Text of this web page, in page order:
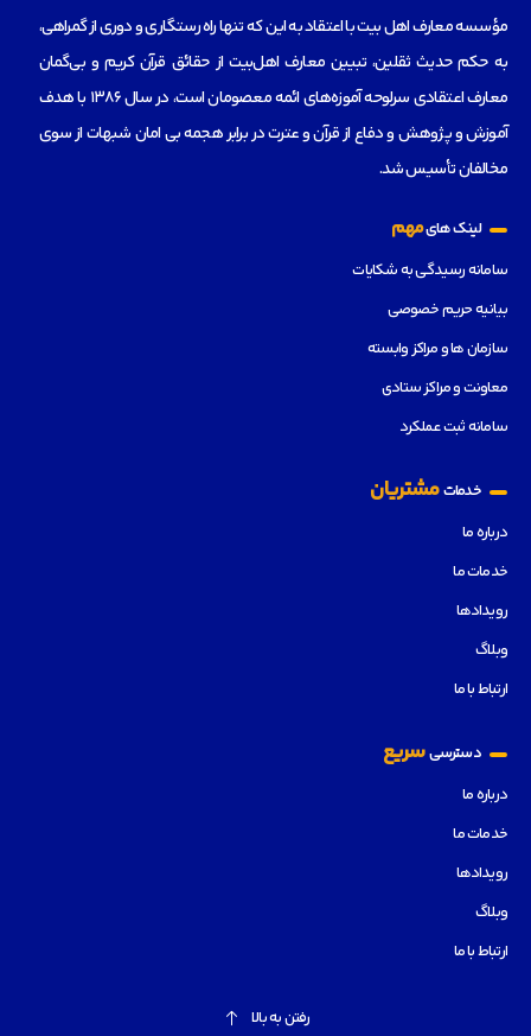
مؤسسه‌ معارف اهل بیت با اعتقاد به این که تنها راه رستگاری و دوری از گمراهی،
به حکم حدیث ثقلین، تبیین معارف اهل‌بیت از حقائق قرآن کریم و بی‌گمان
معارف اعتقادی سرلوحه آموزه‌های ائمه معصومان است، در سال 1386 با هدف
آموزش و پژوهش و دفاع از قرآن و عترت در برابر هجمه بی امان شبهات از سوی
مخالفان تأسیس شد.
لینک هایمهم
سامانه رسیدگی به شکایات
بیانیه حریم خصوصی
سازمان ها و مراکز وابسته
معاونت و مراکز ستادی
سامانه ثبت عملکرد
خدماتمشتریان
درباره ما
خدمات ما
رویدادها
وبلاگ
ارتباط با ما
دسترسیسریع
درباره ما
خدمات ما
رویدادها
وبلاگ
ارتباط با ما
رفتن به بالا